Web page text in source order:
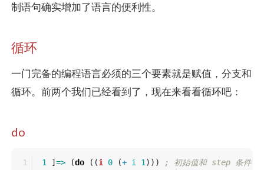
制语句确实增加了语言的便利性。
循环
一门完备的编程语言必须的三个要素就是赋值，分支和
循环。前两个我们已经看到了，现在来看看循环吧：
do
1
1 ] => (do ((i 0 (+ i 1)))
; 初始值和 step 条件